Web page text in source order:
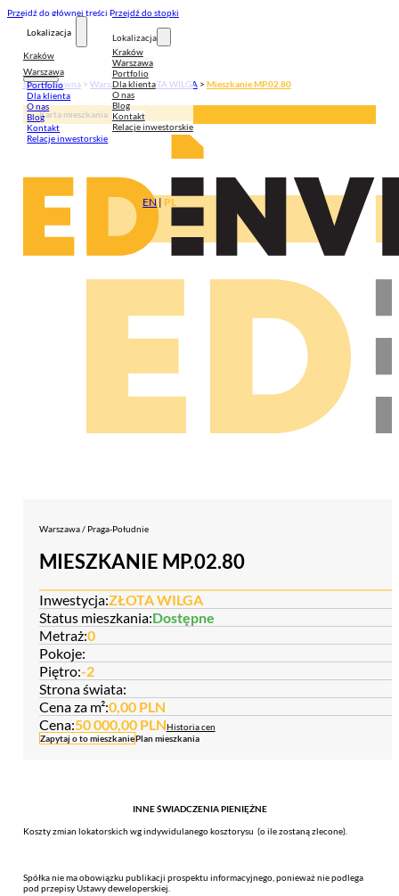
Przejdź do głównej treści Przejdź do stopki
Lokalizacja
Kraków
Warszawa
Portfolio
Dla klienta
O nas
Blog
Kontakt
Relacje inwestorskie
Lokalizacja
Kraków
Warszawa
Portfolio
Dla klienta
O nas
Blog
Kontakt
Relacje inwestorskie
EN| PL
Strona główna > Warszawa>ZŁOTA WILGA> Mieszkanie MP.02.80
Karta mieszkania
Warszawa / Praga-Południe
MIESZKANIE MP.02.80
Inwestycja:ZŁOTA WILGA
Status mieszkania:Dostępne
Metraż:0
Pokoje:
Piętro:-2
Strona świata:
Cena za m²:0,00 PLN
Cena:50 000,00 PLNHistoria cen
Zapytaj o to mieszkaniePlan mieszkania
INNE ŚWIADCZENIA PIENIĘŻNE
Koszty zmian lokatorskich wg indywidulanego kosztorysu (o ile zostaną zlecone).
Spółka nie ma obowiązku publikacji prospektu informacyjnego, ponieważ nie podlega
pod przepisy Ustawy deweloperskiej.